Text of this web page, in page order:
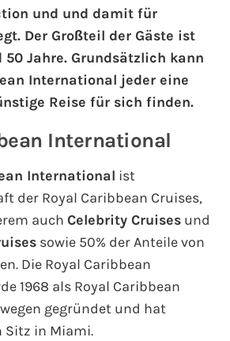
& Madeira
und und damit für
Der Großteil der Gäste ist
50 Jahre. Grundsätzlich kann
International jeder eine
Reise für sich finden.
International
International ist
der Royal Caribbean Cruises,
auch Celebrity Cruises und
sowie 50% der Anteile von
Die Royal Caribbean
1968 als Royal Caribbean
gegründet und hat
in Miami.